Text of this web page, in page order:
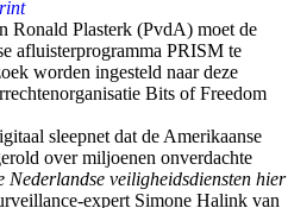
Ronald Plasterk (PvdA) moet de
afluisterprogramma PRISM te
worden ingesteld naar deze
Bits of Freedom
sleepnet dat de Amerikaanse
over miljoenen onverdachte
Nederlandse veiligheidsdiensten hier
expert Simone Halink van